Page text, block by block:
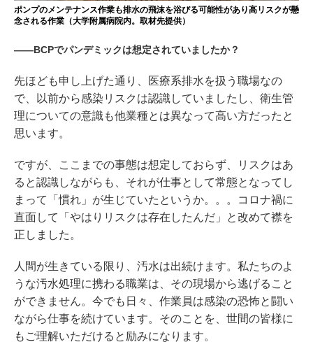
ポンプのメンテナンス作業も排水の飛沫を浴びる可能性があり高リスクが懸
念される作業（大学附属病院内。取材先提供）
――BCPでパンデミックは想定されていましたか？
先ほども申し上げた通り、医療系排水を扱う職場なの
で、以前から感染リスクは認識していましたし、衛生管
理についての意識も他業種とは異なって高い方だったと
思います。
ですが、ここまでの事態は想定しておらず、リスクはあ
ると認識しながらも、それが仕事として常態となってし
まって「慣れ」が生じていたというか。。。コロナ禍に
直面して「やはりリスクは存在したんだ」と改めて襟を
正しました。
人間が生きている限り、汚水は出続けます。私たちのよ
うな汚水処理に携わる職業は、その現場から逃げること
ができません。今でも日々、作業員は感染の恐怖と闘い
ながら仕事を続けています。そのことを、世間の皆様に
もご理解いただけると励みになります。